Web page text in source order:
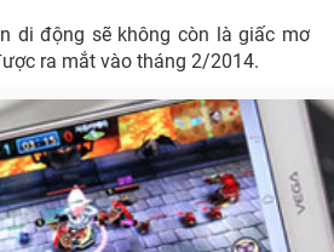
di động sẽ không còn là giấc mơ
ra mắt vào tháng 2/2014.